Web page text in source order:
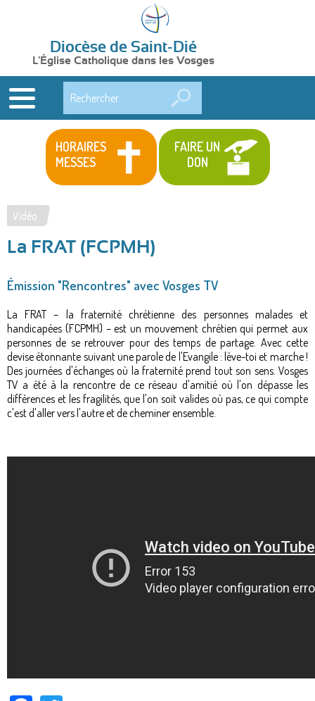
Diocèse de Saint-Dié
L'Église Catholique dans les Vosges
HORAIRES
MESSES
FAIRE UN
DON
Vous
êtes
ici
Vidéo
La FRAT (FCPMH)
Émission "Rencontres" avec Vosges TV
La FRAT – la fraternité chrétienne des personnes malades et
handicapées (FCPMH) – est un mouvement chrétien qui permet aux
personnes de se retrouver pour des temps de partage. Avec cette
devise étonnante suivant une parole de l'Evangile : lève-toi et marche !
Des journées d'échanges où la fraternité prend tout son sens. Vosges
TV a été à la rencontre de ce réseau d'amitié où l'on dépasse les
différences et les fragilités, que l'on soit valides où pas, ce qui compte
c'est d'aller vers l'autre et de cheminer ensemble.